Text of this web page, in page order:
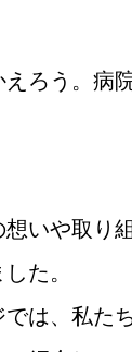
ろう。病
いや取り
た。
は、私た